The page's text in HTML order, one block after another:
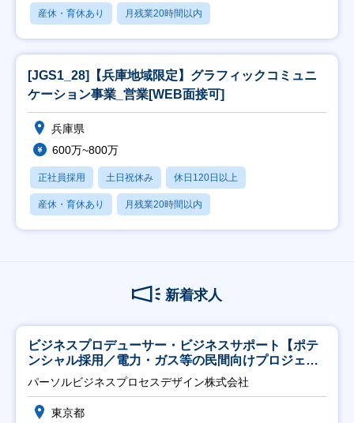
産休・育休あり 月残業20時間以内
[JGS1_28]【兵庫地域限定】グラフィックコミュニ
ケーション事業_営業[WEB面接可]
兵庫県
600万~800万
正社員採用 土日祝休み 休日120日以上
産休・育休あり 月残業20時間以内
新着求人
ビジネスプロデューサー・ビジネスサポート【ポテ
ンシャル採用／電力・ガス等の民間向けプロジェク
ト推進】
パーソルビジネスプロセスデザイン株式会社
東京都